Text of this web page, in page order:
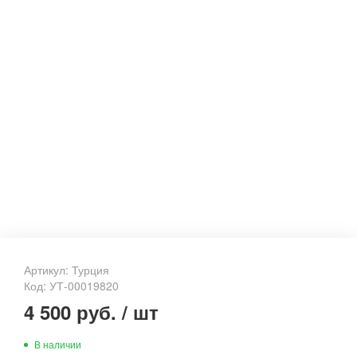
Артикул: Турция
Код: УТ-00019820
4 500 руб./ шт
В наличии